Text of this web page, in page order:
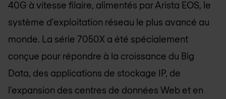
40G à vitesse filaire, alimentés par Arista EOS, le
système d'exploitation réseau le plus avancé au
monde. La série 7050X a été spécialement
conçue pour répondre à la croissance du Big
Data, des applications de stockage IP, de
l'expansion des centres de données Web et en